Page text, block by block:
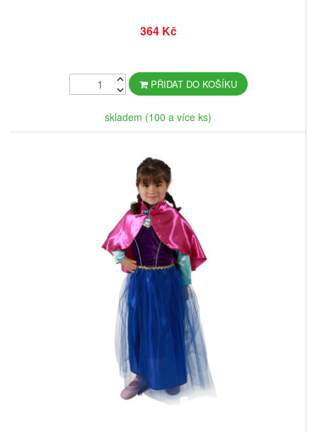
364 Kč
PŘIDAT DO KOŠÍKU
skladem (100 a více ks)